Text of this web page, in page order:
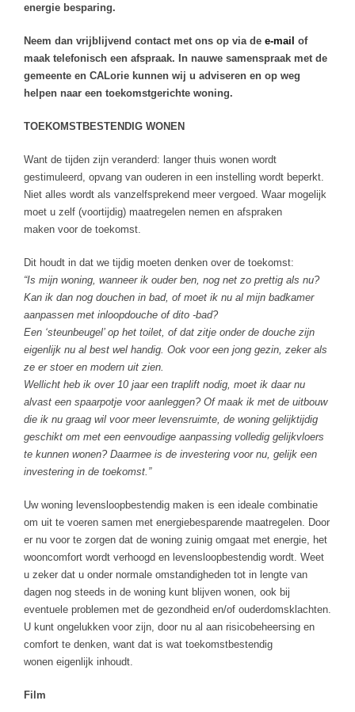
energie besparing.
Neem dan vrijblijvend contact met ons op via de e-mail of
maak telefonisch een afspraak. In nauwe samenspraak met de
gemeente en CALorie kunnen wij u adviseren en op weg
helpen naar een toekomstgerichte woning.
TOEKOMSTBESTENDIG WONEN
Want de tijden zijn veranderd: langer thuis wonen wordt
gestimuleerd, opvang van ouderen in een instelling wordt beperkt.
Niet alles wordt als vanzelfsprekend meer vergoed. Waar mogelijk
moet u zelf (voortijdig) maatregelen nemen en afspraken
maken voor de toekomst.
Dit houdt in dat we tijdig moeten denken over de toekomst:
“Is mijn woning, wanneer ik ouder ben, nog net zo prettig als nu?
Kan ik dan nog douchen in bad, of moet ik nu al mijn badkamer
aanpassen met inloopdouche of dito -bad?
Een ‘steunbeugel’ op het toilet, of dat zitje onder de douche zijn
eigenlijk nu al best wel handig. Ook voor een jong gezin, zeker als
ze er stoer en modern uit zien.
Wellicht heb ik over 10 jaar een traplift nodig, moet ik daar nu
alvast een spaarpotje voor aanleggen? Of maak ik met de uitbouw
die ik nu graag wil voor meer levensruimte, de woning gelijktijdig
geschikt om met een eenvoudige aanpassing volledig gelijkvloers
te kunnen wonen? Daarmee is de investering voor nu, gelijk een
investering in de toekomst.”
Uw woning levensloopbestendig maken is een ideale combinatie
om uit te voeren samen met energiebesparende maatregelen. Door
er nu voor te zorgen dat de woning zuinig omgaat met energie, het
wooncomfort wordt verhoogd en levensloopbestendig wordt. Weet
u zeker dat u onder normale omstandigheden tot in lengte van
dagen nog steeds in de woning kunt blijven wonen, ook bij
eventuele problemen met de gezondheid en/of ouderdomsklachten.
U kunt ongelukken voor zijn, door nu al aan risicobeheersing en
comfort te denken, want dat is wat toekomstbestendig
wonen eigenlijk inhoudt.
Film